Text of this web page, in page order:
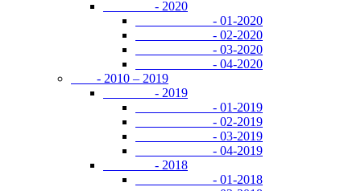
- 2020
- 01-2020
- 02-2020
- 03-2020
- 04-2020
- 2010 – 2019
- 2019
- 01-2019
- 02-2019
- 03-2019
- 04-2019
- 2018
- 01-2018